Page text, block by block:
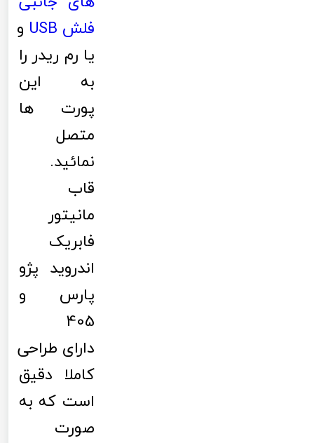
فلش USB و
یا رم ریدر را
به این
پورت ها
متصل
نمائید.
قاب
مانیتور
فابریک
اندروید پژو
پارس و
405
دارای طراحی
کاملا دقیق
است که به
صورت